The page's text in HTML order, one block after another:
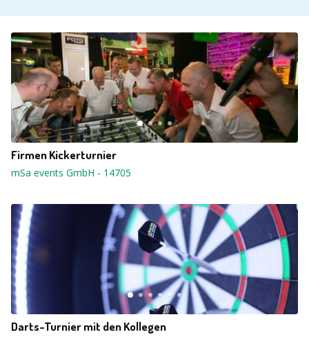
Firmen Kickerturnier
mSa events GmbH - 14705
Darts-Turnier mit den Kollegen